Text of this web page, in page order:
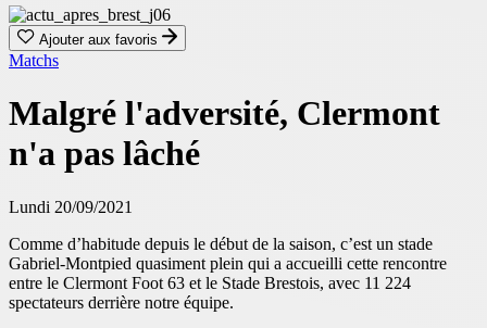
Ajouter aux favoris
Matchs
Malgré l'adversité, Clermont
n'a pas lâché
Lundi 20/09/2021
Comme d’habitude depuis le début de la saison, c’est un stade
Gabriel-Montpied quasiment plein qui a accueilli cette rencontre
entre le Clermont Foot 63 et le Stade Brestois, avec 11 224
spectateurs derrière notre équipe.